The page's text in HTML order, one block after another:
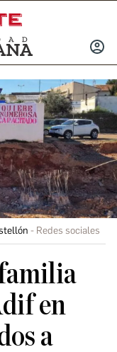
INICIAR
Redes sociales
en
a